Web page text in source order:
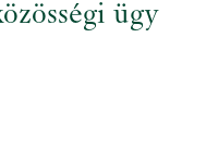
ügy